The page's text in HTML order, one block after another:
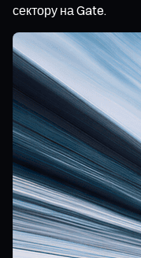
сектору на Gate.